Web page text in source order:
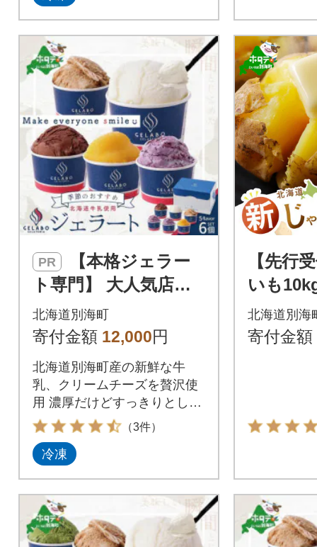
PR
ト専門】 大人気店の
北海道 ジェラートセ
ット 6個 ギフト アイ
北海道別海町
寄付金額 12,000円
北海道別海町産の新鮮な牛
乳、クリームチーズを贅沢使
用 濃厚だけどすっきりとした
味わいのジェラート
（3件）
冷凍
【先行
いも
り おま
あかり
北海道別海
寄付金額